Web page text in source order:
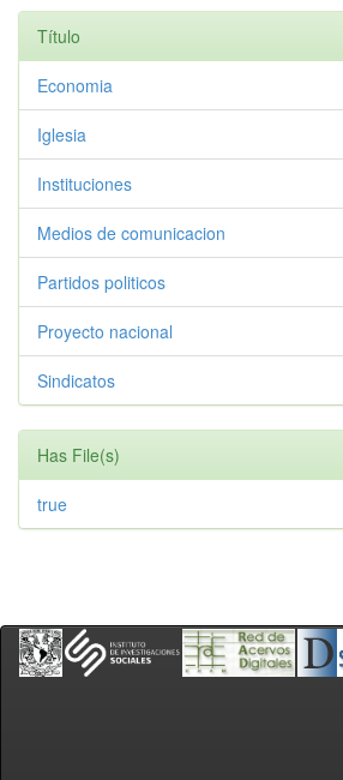
Título
Economia
Iglesia
Instituciones
Medios de comunicacion
Partidos politicos
Proyecto nacional
Sindicatos
Has File(s)
true